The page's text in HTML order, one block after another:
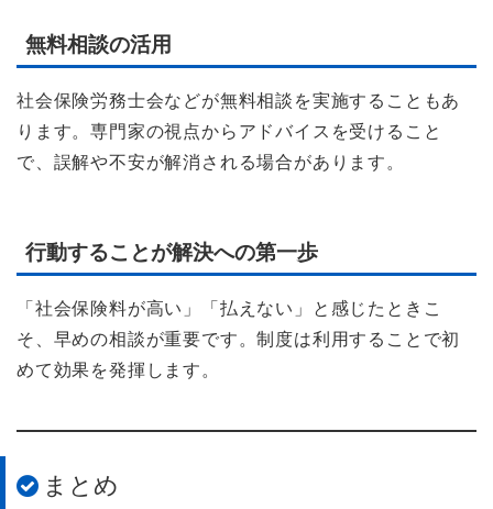
無料相談の活用
社会保険労務士会などが無料相談を実施することもあ
ります。専門家の視点からアドバイスを受けること
で、誤解や不安が解消される場合があります。
行動することが解決への第一歩
「社会保険料が高い」「払えない」と感じたときこ
そ、早めの相談が重要です。制度は利用することで初
めて効果を発揮します。
まとめ